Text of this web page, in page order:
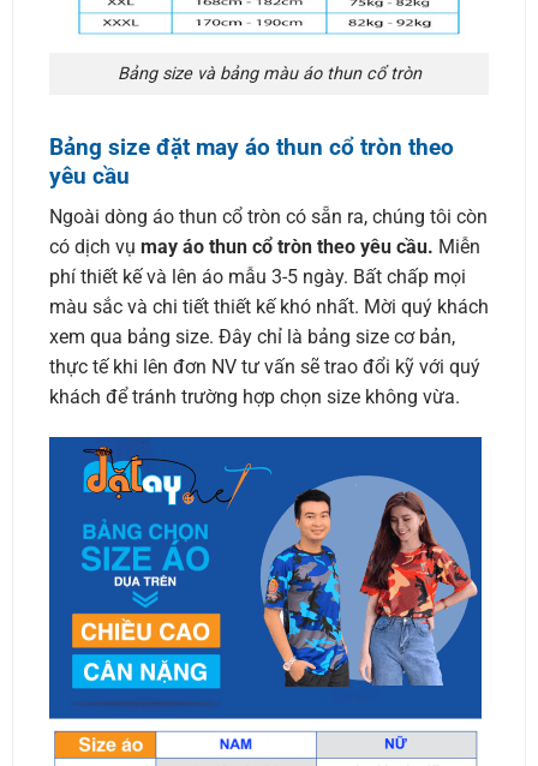
Bảng size và bảng màu áo thun cổ tròn
Bảng size đặt may áo thun cổ tròn theo
yêu cầu
Ngoài dòng áo thun cổ tròn có sẵn ra, chúng tôi còn
có dịch vụ may áo thun cổ tròn theo yêu cầu. Miễn
phí thiết kế và lên áo mẫu 3-5 ngày. Bất chấp mọi
màu sắc và chi tiết thiết kế khó nhất. Mời quý khách
xem qua bảng size. Đây chỉ là bảng size cơ bản,
thực tế khi lên đơn NV tư vấn sẽ trao đổi kỹ với quý
khách để tránh trường hợp chọn size không vừa.